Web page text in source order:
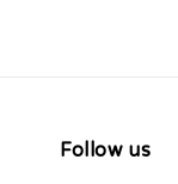
Follow us